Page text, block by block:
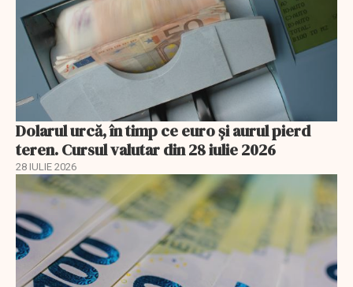
Dolarul urcă, în timp ce euro și aurul pierd
teren. Cursul valutar din 28 iulie 2026
28 IULIE 2026